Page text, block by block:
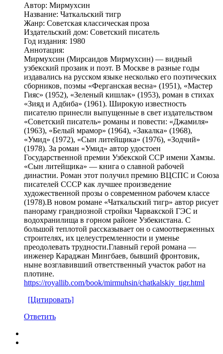
Автор: Мирмухсин
Название: Чаткальский тигр
Жанр: Советская классическая проза
Издательский дом: Советский писатель
Год издания: 1980
Аннотация:
Мирмухсин (Мирсаидов Мирмухсин) — видный
узбекский прозаик и поэт. В Москве в разные годы
издавались на русском языке несколько его поэтических
сборников, поэмы «Ферганская весна» (1951), «Мастер
Гияс» (1952), «Зеленый кишлак» (1953), роман в стихах
«Зияд и Адбиба» (1961). Широкую известность
писателю принесли выпущенные в свет издательством
«Советский писатель» романы и повести: «Джамиля»
(1963), «Белый мрамор» (1964), «Закалка» (1968),
«Умид» (1972), «Сын литейщика» (1976), «Зодчий»
(1978). За роман «Умид» автор удостоен
Государственной премии Узбекской ССР имени Хамзы.
«Сын литейщика» — книга о славной рабочей
династии. Роман этот получил премию ВЦСПС и Союза
писателей СССР как лучшее произведение
художественной прозы о современном рабочем классе
(1978).В новом романе «Чаткальский тигр» автор рисует
панораму грандиозной стройки Чарвакской ГЭС и
водохранилища в горном районе Узбекистана. С
большой теплотой рассказывает он о самоотверженных
строителях, их целеустремленности и уменье
преодолевать трудности.Главный герой романа —
инженер Караджан Мингбаев, бывший фронтовик,
ныне возглавивший ответственный участок работ на
плотине.
https://royallib.com/book/mirmuhsin/chatkalskiy_tigr.html
[Цитировать]
Ответить